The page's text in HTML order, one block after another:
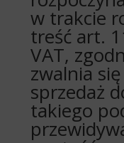
w trakcie
treść art.
VAT,
zwalnia
sprzedaż
takiego